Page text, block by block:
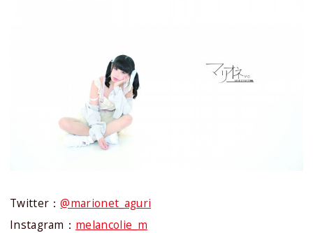
Twitter：@marionet_aguri
Instagram： melancolie_m